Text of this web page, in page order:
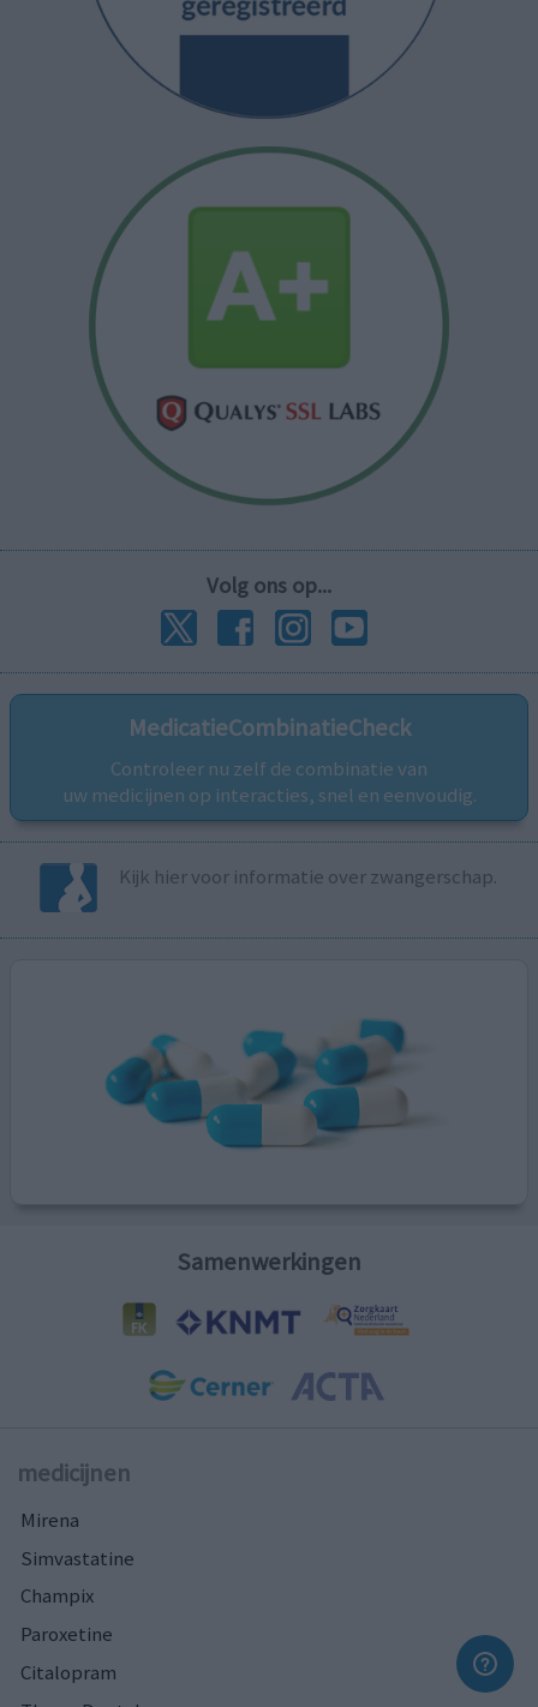
Volg ons op...
MedicatieCombinatieCheck
Controleer nu zelf de combinatie van
uw medicijnen op interacties, snel en eenvoudig.
Kijk hier voor informatie over zwangerschap.
Samenwerkingen
medicijnen
Mirena
Simvastatine
Champix
Paroxetine
Citalopram